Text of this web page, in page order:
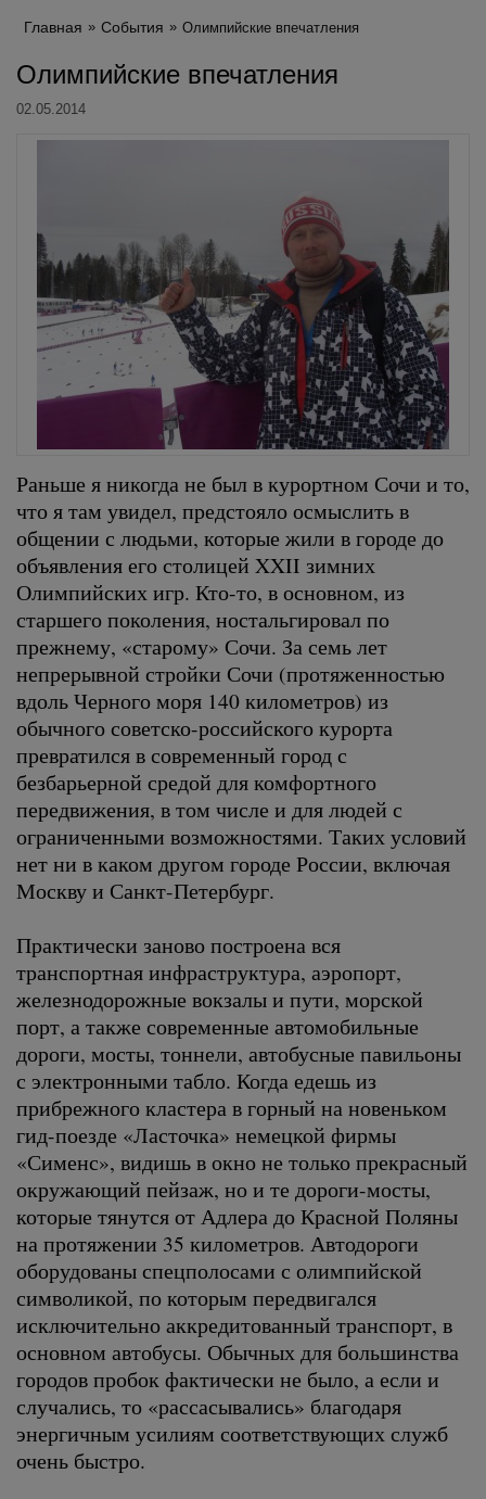
Главная События Олимпийские впечатления
Олимпийские впечатления
02.05.2014
Раньше я никогда не был в курортном Сочи и то,
что я там увидел, предстояло осмыслить в
общении с людьми, которые жили в городе до
объявления его столицей XXII зимних
Олимпийских игр. Кто-то, в основном, из
старшего поколения, ностальгировал по
прежнему, «старому» Сочи. За семь лет
непрерывной стройки Сочи (протяженностью
вдоль Черного моря 140 километров) из
обычного советско-российского курорта
превратился в современный город с
безбарьерной средой для комфортного
передвижения, в том числе и для людей с
ограниченными возможностями. Таких условий
нет ни в каком другом городе России, включая
Москву и Санкт-Петербург.
Практически заново построена вся
транспортная инфраструктура, аэропорт,
железнодорожные вокзалы и пути, морской
порт, а также современные автомобильные
дороги, мосты, тоннели, автобусные павильоны
с электронными табло. Когда едешь из
прибрежного кластера в горный на новеньком
гид-поезде «Ласточка» немецкой фирмы
«Сименс», видишь в окно не только прекрасный
окружающий пейзаж, но и те дороги-мосты,
которые тянутся от Адлера до Красной Поляны
на протяжении 35 километров. Автодороги
оборудованы спецполосами с олимпийской
символикой, по которым передвигался
исключительно аккредитованный транспорт, в
основном автобусы. Обычных для большинства
городов пробок фактически не было, а если и
случались, то «рассасывались» благодаря
энергичным усилиям соответствующих служб
очень быстро.